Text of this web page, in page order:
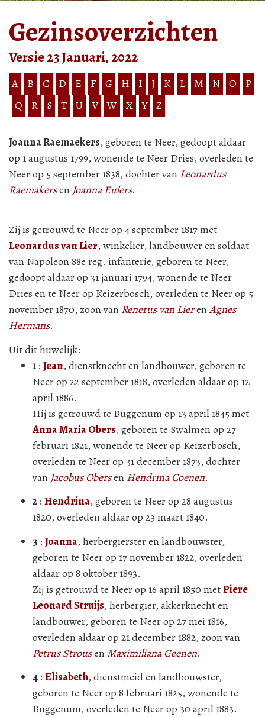
Gezinsoverzichten
Versie 23 Januari, 2022
A B C D E F G H I J K L M N O
P
Q
R S T U V W X Y Z
Joanna Raemaekers, geboren te Neer, gedoopt aldaar
op 1 augustus 1799, wonende te Neer Dries, overleden te
Neer op 5 september 1838, dochter van Leonardus
Raemakersen Joanna Eulers.
Zij is getrouwd te Neer op 4 september 1817 met
Leonardus van Lier, winkelier, landbouwer en soldaat
van Napoleon 88e reg. infanterie, geboren te Neer,
gedoopt aldaar op 31 januari 1794, wonende te Neer
Dries en te Neer op Keizerbosch, overleden te Neer op 5
november 1870, zoon van Renerus van LierenAgnes
Hermans.
Uit dit huwelijk:
1 : Jean, dienstknecht en landbouwer, geboren te
Neer op 22 september 1818, overleden aldaar op 12
april 1886.
Hij is getrouwd te Buggenum op 13 april 1845 met
Anna Maria Obers, geboren te Swalmen op 27
februari 1821, wonende te Neer op Keizerbosch,
overleden te Neer op 31 december 1873, dochter
van Jacobus Obersen Hendrina Coenen.
2 : Hendrina, geboren te Neer op 28 augustus
1820, overleden aldaar op 23 maart 1840.
3 : Joanna, herbergierster en landbouwster,
geboren te Neer op 17 november 1822, overleden
aldaar op 8 oktober 1893.
Zij is getrouwd te Neer op 16 april 1850 metPiere
Leonard Struijs, herbergier, akkerknecht en
landbouwer, geboren te Neer op 27 mei 1816,
overleden aldaar op 21 december 1882, zoon van
Petrus Strousen Maximiliana Geenen.
4 : Elisabeth, dienstmeid en landbouwster,
geboren te Neer op 8 februari 1825, wonende te
Buggenum, overleden te Neer op 30 april 1883.